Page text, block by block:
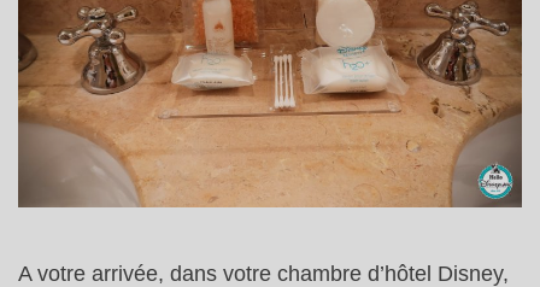
A votre arrivée, dans votre chambre d’hôtel Disney,